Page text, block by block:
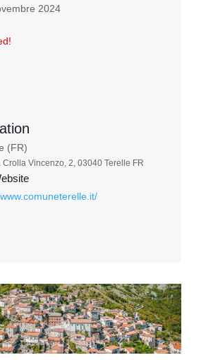
2024
(FR)
Crolla Vincenzo, 2, 03040 Terelle FR